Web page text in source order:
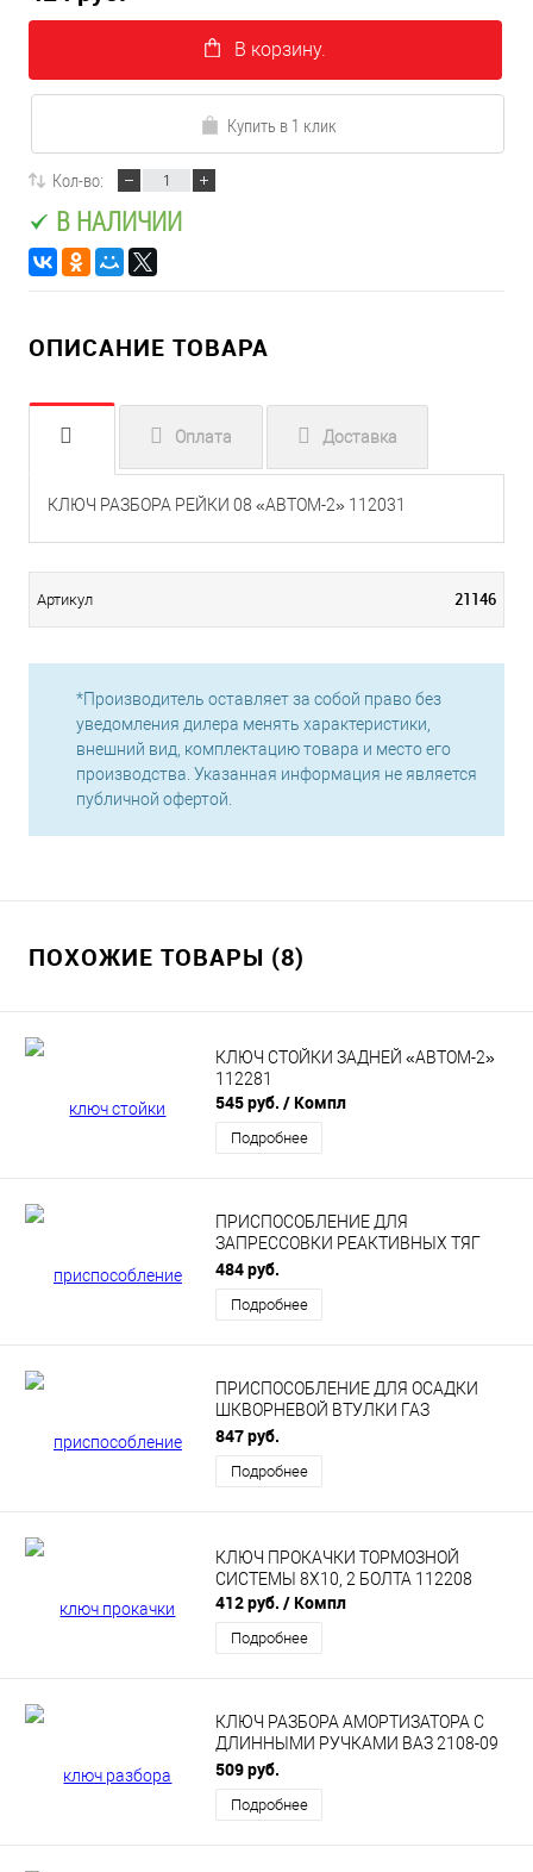
В корзину.
Купить в 1 клик
Кол-во:
В НАЛИЧИИ
ОПИСАНИЕ ТОВАРА
Оплата Доставка
КЛЮЧ РАЗБОРА РЕЙКИ 08 «АВТОМ-2» 112031
Артикул 21146
*Производитель оставляет за собой право без
уведомления дилера менять характеристики,
внешний вид, комплектацию товара и место его
производства. Указанная информация не является
публичной офертой.
ПОХОЖИЕ ТОВАРЫ (8)
КЛЮЧ СТОЙКИ ЗАДНЕЙ «АВТОМ-2»
112281
545 руб. / Компл
Подробнее
ПРИСПОСОБЛЕНИЕ ДЛЯ
ЗАПРЕССОВКИ РЕАКТИВНЫХ ТЯГ
2101 77726
484 руб.
Подробнее
ПРИСПОСОБЛЕНИЕ ДЛЯ ОСАДКИ
ШКВОРНЕВОЙ ВТУЛКИ ГАЗ
«АВТОМ-2» 114234
847 руб.
Подробнее
КЛЮЧ ПРОКАЧКИ ТОРМОЗНОЙ
СИСТЕМЫ 8Х10, 2 БОЛТА 112208
412 руб. / Компл
Подробнее
КЛЮЧ РАЗБОРА АМОРТИЗАТОРА С
ДЛИННЫМИ РУЧКАМИ ВАЗ 2108-09
77782
509 руб.
Подробнее